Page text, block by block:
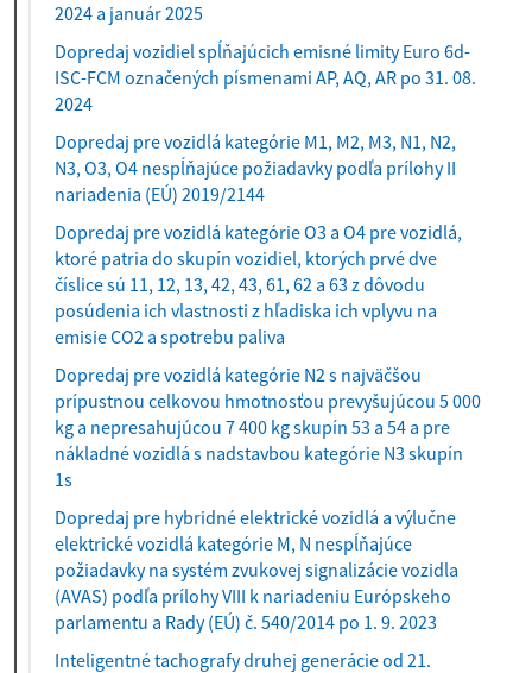
2024 a január 2025
Dopredaj vozidiel spĺňajúcich emisné limity Euro 6d-
ISC-FCM označených písmenami AP, AQ, AR po 31. 08.
2024
Dopredaj pre vozidlá kategórie M1, M2, M3, N1, N2,
N3, O3, O4 nespĺňajúce požiadavky podľa prílohy II
nariadenia (EÚ) 2019/2144
Dopredaj pre vozidlá kategórie O3 a O4 pre vozidlá,
ktoré patria do skupín vozidiel, ktorých prvé dve
číslice sú 11, 12, 13, 42, 43, 61, 62 a 63 z dôvodu
posúdenia ich vlastnosti z hľadiska ich vplyvu na
emisie CO2 a spotrebu paliva
Dopredaj pre vozidlá kategórie N2 s najväčšou
prípustnou celkovou hmotnosťou prevyšujúcou 5 000
kg a nepresahujúcou 7 400 kg skupín 53 a 54 a pre
nákladné vozidlá s nadstavbou kategórie N3 skupín
1s
Dopredaj pre hybridné elektrické vozidlá a výlučne
elektrické vozidlá kategórie M, N nespĺňajúce
požiadavky na systém zvukovej signalizácie vozidla
(AVAS) podľa prílohy VIII k nariadeniu Európskeho
parlamentu a Rady (EÚ) č. 540/2014 po 1. 9. 2023
Inteligentné tachografy druhej generácie od 21.